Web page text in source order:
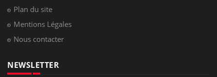
Plan du site
Mentions Légales
Nous contacter
NEWSLETTER